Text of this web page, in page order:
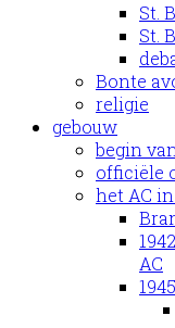
St.
St.
Bonte
religie
gebouw
begin
officiële
het AC
AC